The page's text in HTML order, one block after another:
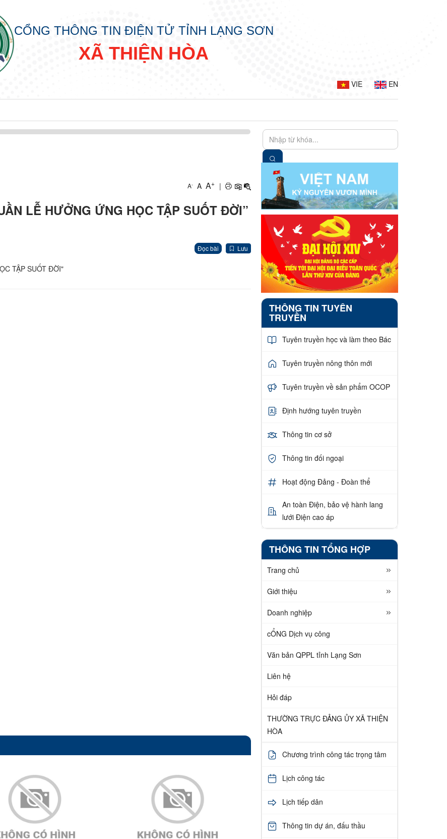
CỔNG THÔNG TIN ĐIỆN TỬ TỈNH LẠNG SƠN
XÃ THIỆN HÒA
VIE EN
A- A A+ |
LỄ HƯỞNG ỨNG HỌC TẬP SUỐT ĐỜI”
Đọc bài Lưu
TẬP SUỐT ĐỜI"
THÔNG TIN TUYÊN
TRUYỀN
Tuyên truyền học và làm theo Bác
Tuyên truyền nông thôn mới
Tuyên truyền về sản phẩm OCOP
Định hướng tuyên truyền
Thông tin cơ sở
Thông tin đối ngoại
Hoạt động Đảng - Đoàn thể
An toàn Điện, bảo vệ hành lang
lưới Điện cao áp
THÔNG TIN TỔNG HỢP
Trang chủ
Giới thiệu
Doanh nghiệp
cỔNG Dịch vụ công
Văn bản QPPL tỉnh Lạng Sơn
Liên hệ
Hỏi đáp
THƯỜNG TRỰC ĐẢNG ỦY XÃ THIỆN
HÒA
Chương trình công tác trọng tâm
Lịch công tác
Lịch tiếp dân
Thông tin dự án, đấu thầu